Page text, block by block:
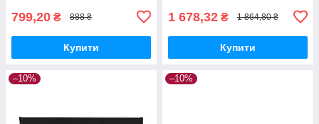
799,20 ₴ 888 ₴
Купити
1 678,32 ₴ 1 864,80 ₴
Купити
–10% –10%